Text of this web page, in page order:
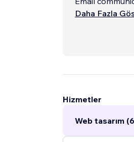
==========
Daha Fazla
Hizmetler
Web tasarım